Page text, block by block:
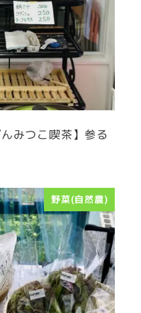
みつこ喫茶】参る
野菜(自然農)